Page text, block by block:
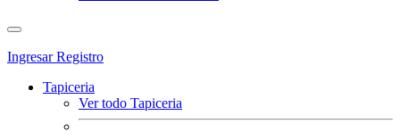
IngresarRegistro
Tapiceria
Ver todo Tapiceria